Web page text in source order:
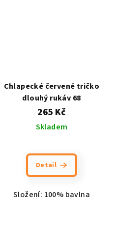
Chlapecké červené tričko
dlouhý rukáv 68
265 Kč
Skladem
Detail
Složení: 100% bavlna